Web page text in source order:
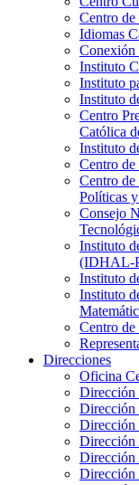
Centro
Idiomas
Conexión
Instituto
Instituto
Instituto
Centro
Católica
Instituto
Centro
Centro
Políticas
Consejo
Instituto
(IDHAL-
Instituto
Instituto
Centro de
Direcciones
Oficina
Dirección
Dirección
Dirección
Dirección
Dirección
Dirección